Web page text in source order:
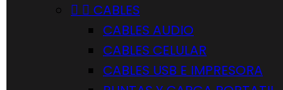
  CABLES
CABLES AUDIO
CABLES CELULAR
CABLES USB E IMPRESORA